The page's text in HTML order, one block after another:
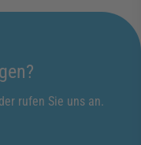
rufen Sie uns an.